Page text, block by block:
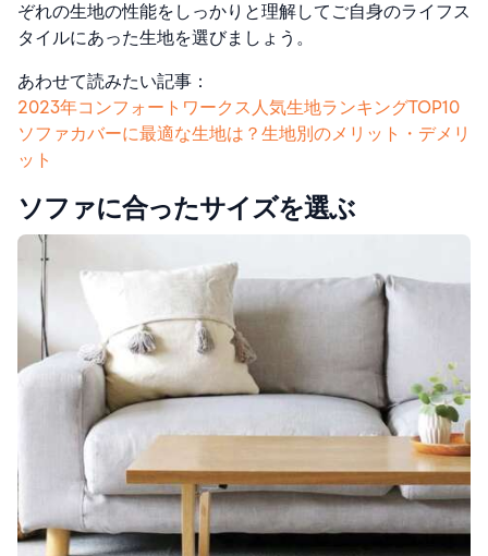
ぞれの生地の性能をしっかりと理解してご自身のライフス
タイルにあった生地を選びましょう。
あわせて読みたい記事：
2023年コンフォートワークス人気生地ランキングTOP10
ソファカバーに最適な生地は？生地別のメリット・デメリ
ット
ソファに合ったサイズを選ぶ